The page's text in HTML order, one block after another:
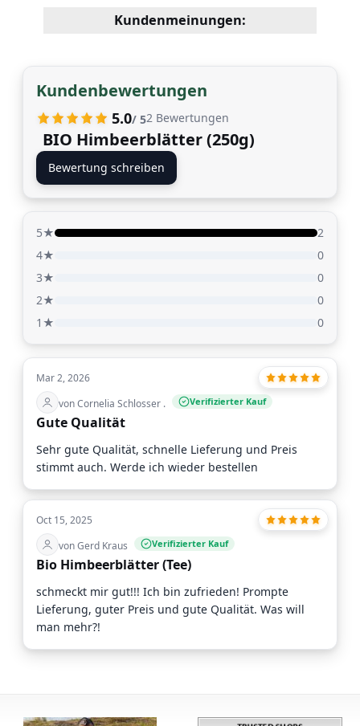
EUR
Kundenmeinungen:
Kundenbewertungen
5.0/ 52 Bewertungen
BIO Himbeerblätter (250g)
Bewertung schreiben
5★
2
4★
0
3★
0
2★
0
1★
0
Mar 2, 2026
von Cornelia Schlosser .
Verifizierter Kauf
Gute Qualität
Sehr gute Qualität, schnelle Lieferung und Preis
stimmt auch. Werde ich wieder bestellen
Oct 15, 2025
von Gerd Kraus
Verifizierter Kauf
Bio Himbeerblätter (Tee)
schmeckt mir gut!!! Ich bin zufrieden! Prompte
Lieferung, guter Preis und gute Qualität. Was will
man mehr?!